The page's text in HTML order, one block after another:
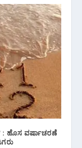
: ಹೊಸ ವರ್ಷಾಚರಣೆ